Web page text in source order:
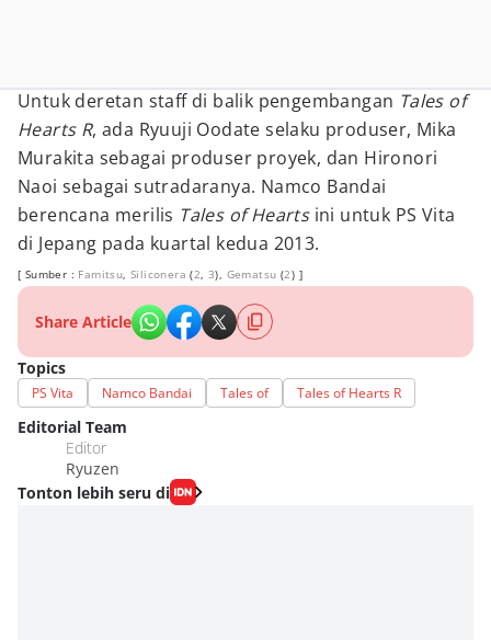
Untuk deretan staff di balik pengembangan Tales of
Hearts R, ada Ryuuji Oodate selaku produser, Mika
Murakita sebagai produser proyek, dan Hironori
Naoi sebagai sutradaranya. Namco Bandai
berencana merilis Tales of Heartsini untuk PS Vita
di Jepang pada kuartal kedua 2013.
[ Sumber : Famitsu,Siliconera (2,3), Gematsu (2) ]
Share Article
Topics
PS Vita Namco Bandai Tales of Tales of Hearts R
Editorial Team
Editor
Ryuzen
Tonton lebih seru di